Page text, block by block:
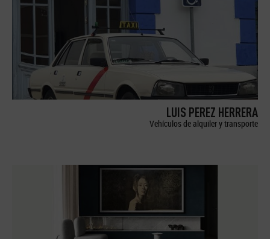
LUIS PEREZ HERRERA
Vehículos de alquiler y transporte